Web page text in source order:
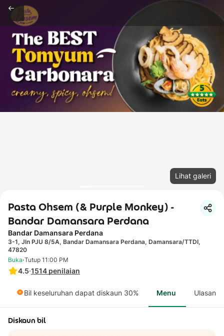
Lihat galeri
Pasta Ohsem (& Purple Monkey) -
Bandar Damansara Perdana
Bandar Damansara Perdana
3-1, Jln PJU 8/5A, Bandar Damansara Perdana, Damansara/TTDI,
47820
4.5·1514 penilaian
Buka·Tutup 11:00 PM
Bil keseluruhan dapat diskaun 30% Menu Ulasan
Diskaun bil